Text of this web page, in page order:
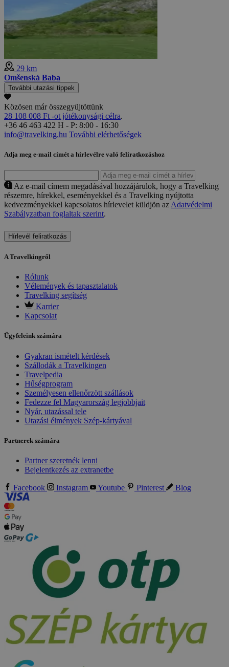
29 km
Omšenská Baba
További utazási tippek
Közösen már összegyüjtöttünk
28 108 008 Ft -ot jótékonysági célra.
+36 46 463 422 H - P: 8:00 - 16:30
info@travelking.hu További elérhetőségek
Adja meg e-mail címét a hírlevélre való feliratkozáshoz
Az e-mail címem megadásával hozzájárulok, hogy a Travelking
részemre, hírekkel, eseményekkel és a Travelking nyújtotta
kedvezményekkel kapcsolatos hírlevelet küldjön az Adatvédelmi
Szabályzatban foglaltak szerint.
Hírlevél feliratkozás
A Travelkingről
Rólunk
Vélemények és tapasztalatok
Travelking segítség
Karrier
Kapcsolat
Ügyfeleink számára
Gyakran ismételt kérdések
Szállodák a Travelkingen
Travelpedia
Hűségprogram
Személyesen ellenőrzött szállások
Fedezze fel Magyarország legjobbjait
Nyár, utazással tele
Utazási élmények Szép-kártyával
Partnerek számára
Partner szeretnék lenni
Bejelentkezés az extranetbe
Facebook Instagram Youtube Pinterest Blog